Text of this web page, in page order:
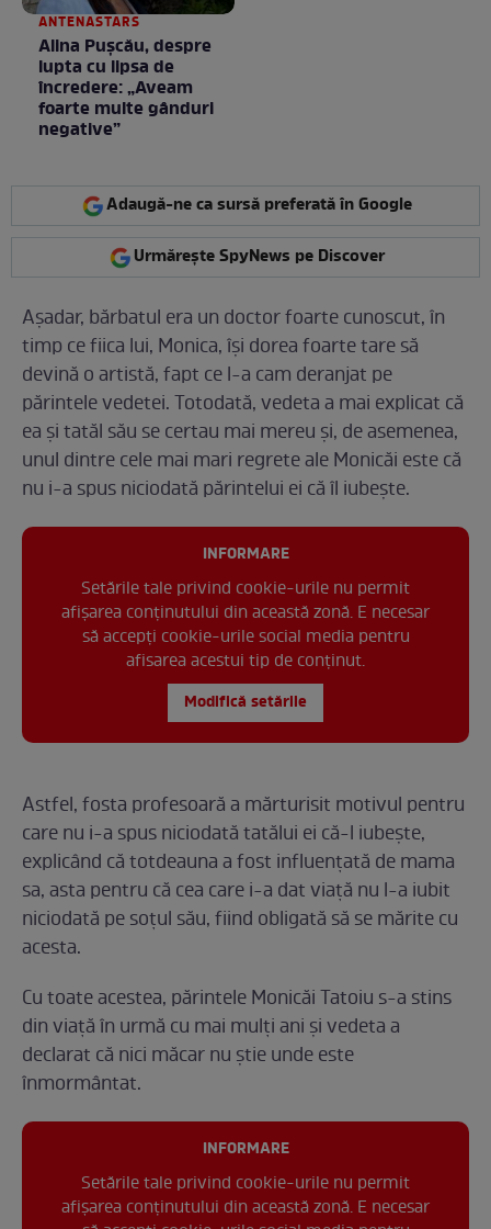
ANTENASTARS
Alina Pușcău, despre
lupta cu lipsa de
încredere: „Aveam
foarte multe gânduri
negative”
Adaugă-ne ca sursă preferată în Google
Urmărește SpyNews pe Discover
Așadar, bărbatul era un doctor foarte cunoscut, în
timp ce fiica lui, Monica, își dorea foarte tare să
devină o artistă, fapt ce l-a cam deranjat pe
părintele vedetei. Totodată, vedeta a mai explicat că
ea și tatăl său se certau mai mereu și, de asemenea,
unul dintre cele mai mari regrete ale Monicăi este că
nu i-a spus niciodată părintelui ei că îl iubește.
INFORMARE
Setările tale privind cookie-urile nu permit
afișarea conținutului din această zonă. E necesar
să accepți cookie-urile social media pentru
afisarea acestui tip de conținut.
Modifică setările
Astfel, fosta profesoară a mărturisit motivul pentru
care nu i-a spus niciodată tatălui ei că-l iubește,
explicând că totdeauna a fost influențată de mama
sa, asta pentru că cea care i-a dat viață nu l-a iubit
niciodată pe soțul său, fiind obligată să se mărite cu
acesta.
Cu toate acestea, părintele Monicăi Tatoiu s-a stins
din viață în urmă cu mai mulți ani și vedeta a
declarat că nici măcar nu știe unde este
înmormântat.
INFORMARE
Setările tale privind cookie-urile nu permit
afișarea conținutului din această zonă. E necesar